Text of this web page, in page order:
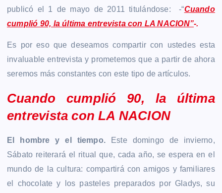
publicó el 1 de mayo de 2011 titulándose: -“Cuando
cumplió 90, la última entrevista con LA NACION”-.
Es por eso que deseamos compartir con ustedes esta
invaluable entrevista y prometemos que a partir de ahora
seremos más constantes con este tipo de artículos.
Cuando cumplió 90, la última
entrevista con LA NACION
El hombre y el tiempo.
Este domingo de invierno,
Sábato reiterará el ritual que, cada año, se espera en el
mundo de la cultura: compartirá con amigos y familiares
el chocolate y los pasteles preparados por Gladys, su